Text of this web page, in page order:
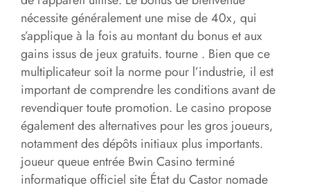
nécessite généralement une mise de 40x, qui
s’applique à la fois au montant du bonus et aux
gains issus de jeux gratuits. tourne . Bien que ce
multiplicateur soit la norme pour l’industrie, il est
important de comprendre les conditions avant de
revendiquer toute promotion. Le casino propose
également des alternatives pour les gros joueurs,
notamment des dépôts initiaux plus importants.
joueur queue entrée Bwin Casino terminé
informatique officiel site État du Castor nomade